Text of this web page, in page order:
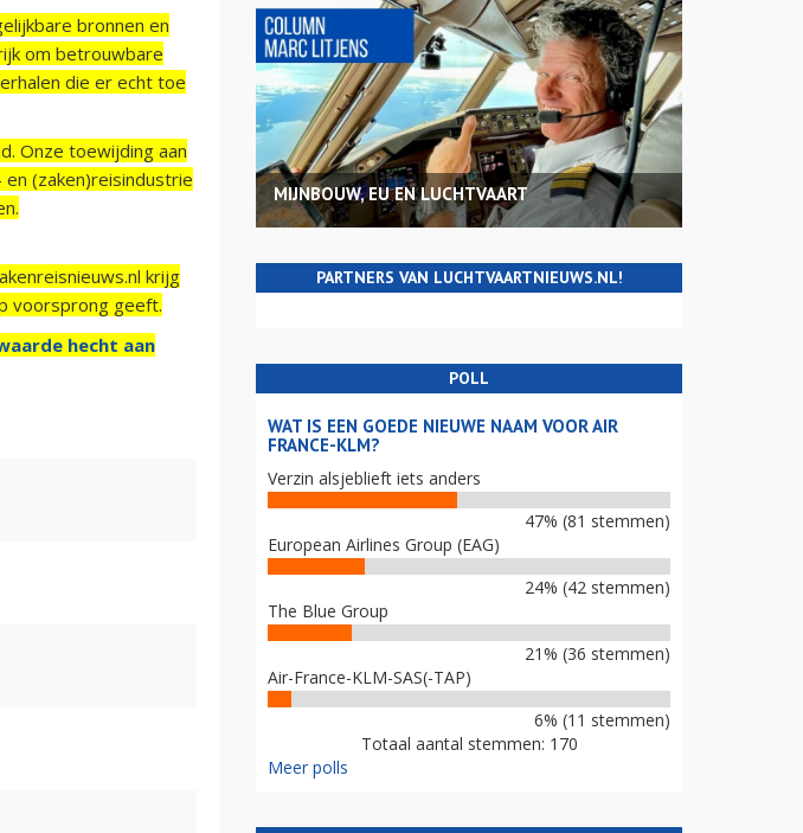
bronnen en
om betrouwbare
die er echt toe
Onze toewijding aan
(zaken)reisindustrie
krijg
voorsprong geeft.
hecht aan
MIJNBOUW, EU EN LUCHTVAART
PARTNERS VAN LUCHTVAARTNIEUWS.NL!
POLL
WAT IS EEN GOEDE NIEUWE NAAM VOOR AIR
FRANCE-KLM?
Verzin alsjeblieft iets anders
47% (81 stemmen)
European Airlines Group (EAG)
24% (42 stemmen)
The Blue Group
21% (36 stemmen)
Air-France-KLM-SAS(-TAP)
6% (11 stemmen)
Totaal aantal stemmen: 170
Meer polls